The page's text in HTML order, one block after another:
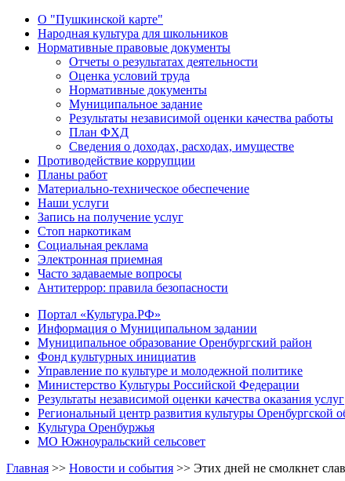
О "Пушкинской карте"
Народная культура для школьников
Нормативные правовые документы
Отчеты о результатах деятельности
Оценка условий труда
Нормативные документы
Муниципальное задание
Результаты независимой оценки качества работы
План ФХД
Сведения о доходах, расходах, имуществе
Противодействие коррупции
Планы работ
Материально-техническое обеспечение
Наши услуги
Запись на получение услуг
Стоп наркотикам
Социальная реклама
Электронная приемная
Часто задаваемые вопросы
Антитеррор: правила безопасности
Портал «Культура.РФ»
Информация о Муниципальном задании
Муниципальное образование Оренбургский район
Фонд культурных инициатив
Управление по культуре и молодежной политике
Министерство Культуры Российской Федерации
Результаты независимой оценки качества оказания услуг
Региональный центр развития культуры Оренбургской
Культура Оренбуржья
МО Южноуральский сельсовет
Главная >> Новости и события >> Этих дней не смолкнет